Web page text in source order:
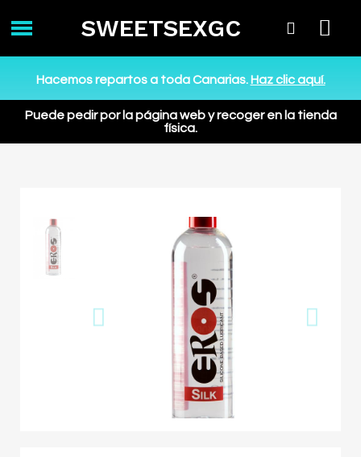
SWEETSEXGC
Hacemos repartos a toda Canarias.Haz clic aquí.
Puede pedir por la página web y recoger en la tienda
física.